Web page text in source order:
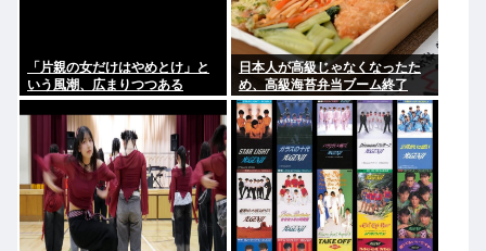
「片親の女だけはやめとけ」と
いう風潮、広まりつつある
日本人が高級じゃなくなったた
め、高級海苔弁当ブーム終了
www